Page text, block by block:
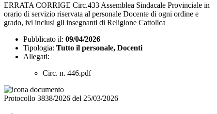
ERRATA CORRIGE Circ.433 Assemblea Sindacale Provinciale in
orario di servizio riservata al personale Docente di ogni ordine e
grado, ivi inclusi gli insegnanti di Religione Cattolica
Pubblicato il: 09/04/2026
Tipologia: Tutto il personale, Docenti
Allegati:
Circ. n. 446.pdf
Protocollo 3838/2026 del 25/03/2026